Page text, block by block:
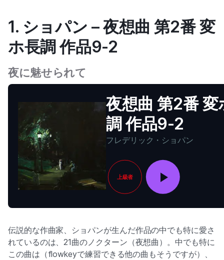
1. ショパン – 夜想曲 第2番 変
ホ長調 作品9-2
夜に魅せられて
夜想曲 第2番 変
調 作品9-2
フレデリック・ショパン
上級者
伝説的な作曲家、ショパンが生んだ作品の中でも特に愛さ
れているのは、21曲のノクターン（夜想曲）。中でも特に
この曲は（flowkeyで練習できる他の曲もそうですが）、